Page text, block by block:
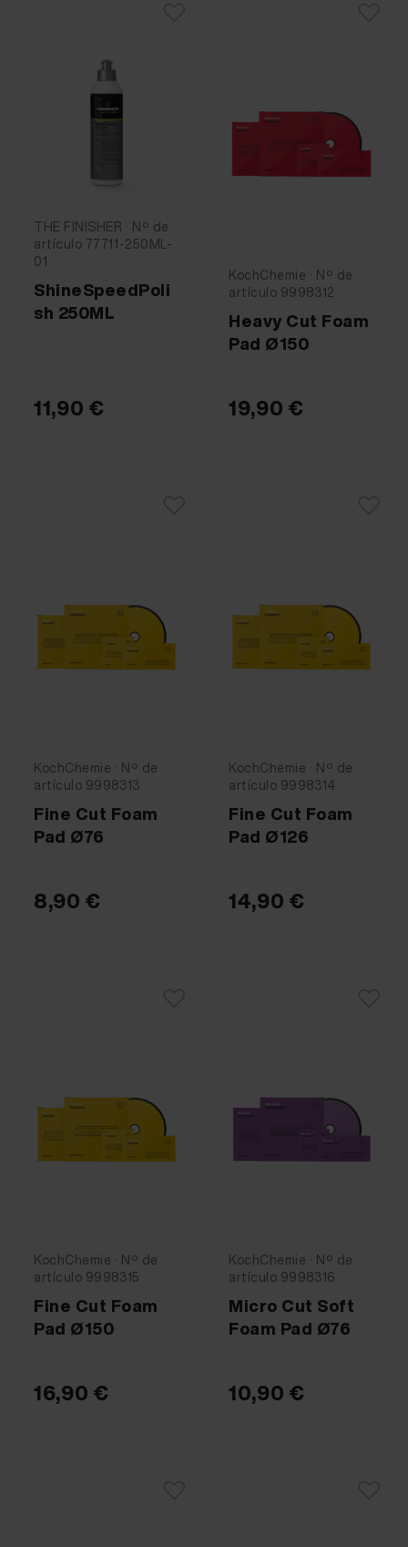
THE FINISHER · Nº de
artículo 77711-250ML-
01
ShineSpeedPoli
sh 250ML
11,90 €
KochChemie · Nº de
artículo 9998312
Heavy Cut Foam
Pad Ø150
19,90 €
KochChemie · Nº de
artículo 9998313
Fine Cut Foam
Pad Ø76
8,90 €
KochChemie · Nº de
artículo 9998314
Fine Cut Foam
Pad Ø126
14,90 €
KochChemie · Nº de
artículo 9998315
Fine Cut Foam
Pad Ø150
16,90 €
KochChemie · Nº de
artículo 9998316
Micro Cut Soft
Foam Pad Ø76
10,90 €